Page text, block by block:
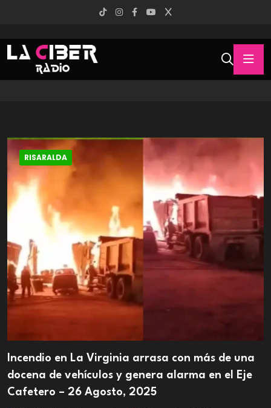
RISARALDA
Incendio en La Virginia arrasa con más de una
docena de vehículos y genera alarma en el Eje
Cafetero – 26 Agosto, 2025